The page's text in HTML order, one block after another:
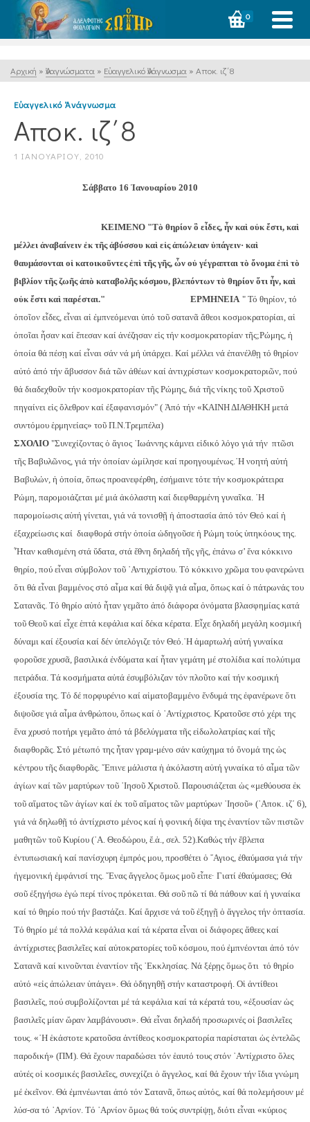
0
Αρχική » Ἀναγνώσματα » Εὐαγγελικό Ἀνάγνωσμα » Αποκ. ιζ΄8
Εὐαγγελικό Ἀνάγνωσμα
Αποκ. ιζ΄8
1 ΙΑΝΟΥΑΡΊΟΥ, 2010
Σάββατο 16 Ἰανουαρίου 2010
ΚΕΙΜΕΝΟ "Τὸ θηρίον ὃ εἶδες, ἦν καὶ οὐκ ἔστι, καὶ
μέλλει ἀναβαίνειν ἐκ τῆς ἀβύσσου καὶ εἰς ἀπώλειαν ὑπάγειν· καὶ
θαυμάσονται οἱ κατοικοῦντες ἐπὶ τῆς γῆς, ὧν οὐ γέγραπται τὸ ὄνομα ἐπὶ τὸ
βιβλίον τῆς ζωῆς ἀπὸ καταβολῆς κόσμου, βλεπόντων τὸ θηρίον ὅτι ἦν, καὶ
οὐκ ἔστι καὶ παρέσται."
ΕΡΜΗΝΕΙΑ " Τό θηρίον, τό
ὁποῖον εἶδες, εἶναι αἱ ἐμπνεόμεναι ὑπό τοῦ σατανᾶ ἄθεοι κοσμοκρατορίαι, αἱ
ὁποῖαι ἦσαν καί ἔπεσαν καί ἀνέζησαν εἰς τήν κοσμοκρατορίαν τῆς;Ρώμης, ἡ
ὁποία θά πέσῃ καί εἶναι σάν νά μή ὑπάρχει. Καί μέλλει νά ἐπανέλθῃ τό θηρίον
αὐτό ἀπό τήν ἄβυσσον διά τῶν ἀθέων καί ἀντιχρίστων κοσμοκρατοριῶν, πού
θά διαδεχθοῦν τήν κοσμοκρατορίαν τῆς Ρώμης, διά τῆς νίκης τοῦ Χριστοῦ
πηγαίνει εἰς ὄλεθρον καί ἐξαφανισμόν" ( Ἀπό τήν «ΚΑΙΝΗ ΔΙΑΘΗΚΗ μετά
συντόμου ἑρμηνείας» τοῦ Π.Ν.Τρεμπέλα)
ΣΧΟΛΙΟ "Συνεχίζοντας ὁ ἅγιος ᾿Ιωάννης κάμνει εἰδικό λόγο γιά τήν πτῶσι
τῆς Βαβυλῶνος, γιά τήν ὁποίαν ὡμίλησε καί προηγουμένως.῾Η νοητή αὐτή
Βαβυλών, ἡ ὁποία, ὅπως προανεφέρθη, ἐσήμαινε τότε τήν κοσμοκράτειρα
Ρώμη, παρομοιάζεται μέ μιά ἀκόλαστη καί διεφθαρμένη γυναῖκα. ῾Η
παρομοίωσις αὐτή γίνεται, γιά νά τονισθῇ ἡ ἀποστασία ἀπό τόν Θεό καί ἡ
ἐξαχρείωσις καί διαφθορά στήν ὁποία ὡδηγοῦσε ἡ Ρώμη τούς ὑπηκόους της.
῏Ηταν καθισμένη στά ὕδατα, στά ἔθνη δηλαδή τῆς γῆς, ἐπάνω σ’ ἕνα κόκκινο
θηρίο, πού εἶναι σύμβολον τοῦ ᾿Αντιχρίστου. Τό κόκκινο χρῶμα του φανερώνει
ὅτι θά εἶναι βαμμένος στό αἷμα καί θά διψᾷ γιά αἷμα, ὅπως καί ὁ πάτρωνάς του
Σατανᾶς. Τό θηρίο αὐτό ἦταν γεμᾶτο ἀπό διάφορα ὀνόματα βλασφημίας κατά
τοῦ Θεοῦ καί εἶχε ἑπτά κεφάλια καί δέκα κέρατα. Εἶχε δηλαδή μεγάλη κοσμική
δύναμι καί ἐξουσία καί δέν ὑπελόγιζε τόν Θεό.῾Η ἁμαρτωλή αὐτή γυναίκα
φοροῦσε χρυσᾶ, βασιλικά ἐνδύματα καί ἦταν γεμάτη μέ στολίδια καί πολύτιμα
πετράδια. Τά κοσμήματα αὐτά ἐσυμβόλιζαν τόν πλοῦτο καί τήν κοσμική
ἐξουσία της. Τό δέ πορφυρένιο καί αἱματοβαμμένο ἔνδυμά της ἐφανέρωνε ὅτι
διψοῦσε γιά αἷμα ἀνθρώπου, ὅπως καί ὁ ᾿Αντίχριστος. Κρατοῦσε στό χέρι της
ἕνα χρυσό ποτήρι γεμᾶτο ἀπό τά βδελύγματα τῆς εἰδωλολατρίας καί τῆς
διαφθορᾶς. Στό μέτωπό της ἦταν γραμ-μένο σάν καύχημα τό ὄνομά της ὡς
κέντρου τῆς διαφθορᾶς. ῎Επινε μάλιστα ἡ ἀκόλαστη αὐτή γυναίκα τό αἷμα τῶν
ἁγίων καί τῶν μαρτύρων τοῦ ᾿Ιησοῦ Χριστοῦ. Παρουσιάζεται ὡς «μεθύουσα ἐκ
τοῦ αἵματος τῶν ἁγίων καί ἐκ τοῦ αἵματος τῶν μαρτύρων ᾿Ιησοῦ» (᾿Αποκ. ιζ´ 6),
γιά νά δηλωθῇ τό ἀντίχριστο μένος καί ἡ φονική δίψα της ἐναντίον τῶν πιστῶν
μαθητῶν τοῦ Κυρίου (᾿Α. Θεοδώρου, ἔ.ἀ., σελ. 52).Καθώς τήν ἔβλεπα
ἐντυπωσιακή καί πανίσχυρη ἐμπρός μου, προσθέτει ὁ ῞Αγιος, ἐθαύμασα γιά τήν
ἡγεμονική ἐμφάνισί της. ῞Ενας ἄγγελος ὅμως μοῦ εἶπε· Γιατί ἐθαύμασες; Θά
σοῦ ἐξηγήσω ἐγώ περί τίνος πρόκειται. Θά σοῦ πῶ τί θά πάθουν καί ἡ γυναίκα
καί τό θηρίο πού τήν βαστάζει. Καί ἄρχισε νά τοῦ ἐξηγῇ ὁ ἄγγελος τήν ὀπτασία.
Τό θηρίο μέ τά πολλά κεφάλια καί τά κέρατα εἶναι οἱ διάφορες ἄθεες καί
ἀντίχριστες βασιλεῖες καί αὐτοκρατορίες τοῦ κόσμου, πού ἐμπνέονται ἀπό τόν
Σατανᾶ καί κινοῦνται ἐναντίον τῆς ᾿Εκκλησίας. Νά ξέρῃς ὅμως ὅτι τό θηρίο
αὐτό «εἰς ἀπώλειαν ὑπάγει». Θά ὁδηγηθῇ στήν καταστροφή. Οἱ ἀντίθεοι
βασιλεῖς, πού συμβολίζονται μέ τά κεφάλια καί τά κέρατά του, «ἐξουσίαν ὡς
βασιλεῖς μίαν ὥραν λαμβάνουσι». Θά εἶναι δηλαδή προσωρινές οἱ βασιλεῖες
τους. «῾Η ἑκάστοτε κρατοῦσα ἀντίθεος κοσμοκρατορία παρίσταται ὡς ἐντελῶς
παροδική» (ΠΜ). Θά ἔχουν παραδώσει τόν ἑαυτό τους στόν ᾿Αντίχριστο ὅλες
αὐτές οἱ κοσμικές βασιλεῖες, συνεχίζει ὁ ἄγγελος, καί θά ἔχουν τήν ἴδια γνώμη
μέ ἐκεῖνον. Θά ἐμπνέωνται ἀπό τόν Σατανᾶ, ὅπως αὐτός, καί θά πολεμήσουν μέ
λύσ-σα τό ᾿Αρνίον. Τό ᾿Αρνίον ὅμως θά τούς συντρίψῃ, διότι εἶναι «κύριος